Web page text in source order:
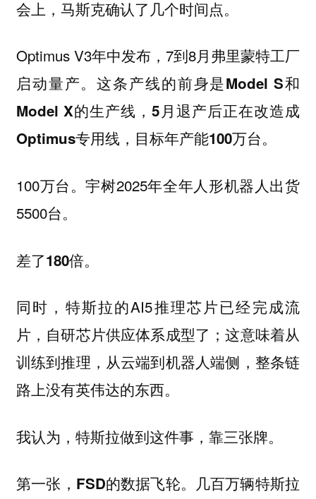
会上，马斯克确认了几个时间点。
Optimus V3年中发布，7到8月弗里蒙特工厂
启动量产。这条产线的前身是Model S和
Model X的生产线，5月退产后正在改造成
Optimus专用线，目标年产能100万台。
100万台。宇树2025年全年人形机器人出货
5500台。
差了180倍。
同时，特斯拉的AI5推理芯片已经完成流
片，自研芯片供应体系成型了；这意味着从
训练到推理，从云端到机器人端侧，整条链
路上没有英伟达的东西。
我认为，特斯拉做到这件事，靠三张牌。
第一张，FSD的数据飞轮。 几百万辆特斯拉